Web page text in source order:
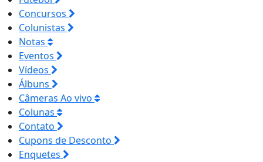
Concursos
Colunistas
Notas
Eventos
Vídeos
Álbuns
Câmeras Ao vivo
Colunas
Contato
Cupons de Desconto
Enquetes